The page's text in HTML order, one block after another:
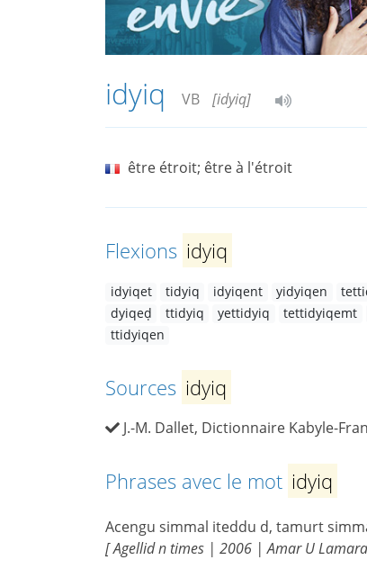
idyiq VB [idyiq]
être étroit; être à l'étroit
Flexions idyiq
idyiqet tidyiq idyiqent yidyiqen
dyiqeḍ
ttidyiq yettidyiq tettidyiqemt
ttidyiqen
Sources idyiq
J.-M. Dallet, Dictionnaire Kabyle-
Phrases avec le mot idyiq
Acengu simmal iteddu d, tamurt
[ Agellid n times | 2006 | Amar U